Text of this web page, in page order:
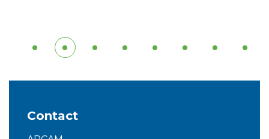
1 2 3 4 5 6 7 8
Contact